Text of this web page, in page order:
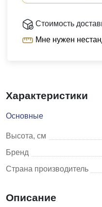
Стоимость
Мне нужен
Характеристики
Основные
Высота, см
Бренд
Страна производитель
Описание